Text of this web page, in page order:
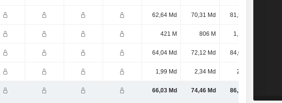
62,64 Md 70,31 Md 81,52 Md
421 M 806 M 1,12 Md
64,04 Md 72,12 Md 84,07 Md
1,99 Md 2,34 Md 2,1 Md
66,03 Md 74,46 Md 86,17 Md